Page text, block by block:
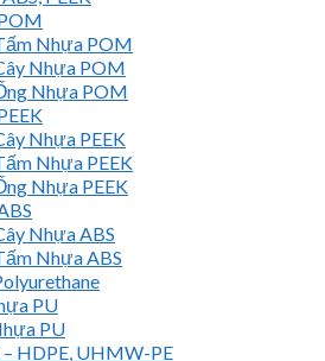
Nhựa POM
Nhựa POM
Nhựa POM
Nhựa PEEK
Nhựa PEEK
Nhựa PEEK
Nhựa ABS
Nhựa ABS
PU
PU
– HDPE, UHMW-PE